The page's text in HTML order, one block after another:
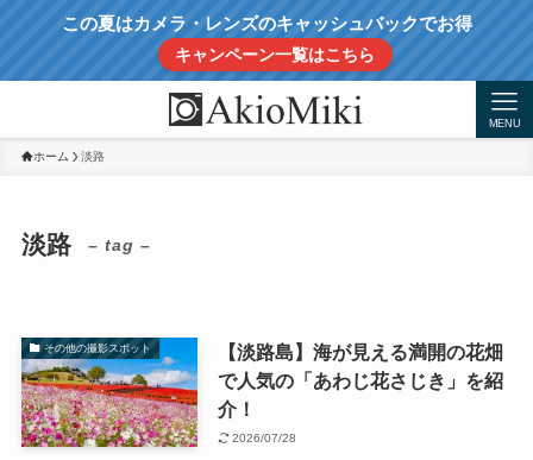
この夏はカメラ・レンズのキャッシュバックでお得
キャンペーン一覧はこちら
MENU
ホーム 淡路
淡路 – tag –
その他の撮影スポット
【淡路島】海が見える満開の花畑
で人気の「あわじ花さじき」を紹
介！
2026/07/28